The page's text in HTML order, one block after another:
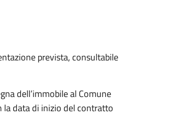
prevista, consultabile
dell’immobile al Comune
la data di inizio del contratto